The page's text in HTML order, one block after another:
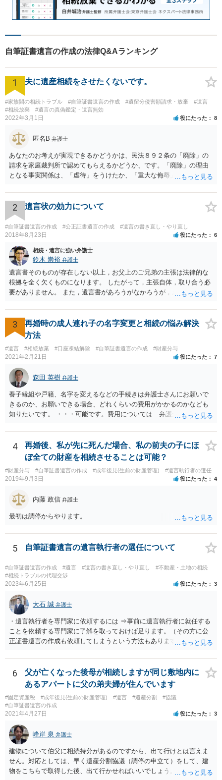
自筆証書遺言の作成の法律Q&Aランキング
1 夫に遺産相続をさせたくないです。
#家族間の相続トラブル #自筆証書遺言の作成 #遺留分侵害額請求・放棄
#遺言
#相続放棄
#遺言の真偽鑑定・遺言無効
2022年3月1日 役にたった 8
匿名B 弁護士
あなたのお考えが実現できるかどうかは、民法８９２条の「廃除」の
請求を家庭裁判所で認めてもらえるかどうか、です。「廃除」の理由
となる事実関係は、「虐待」をうけたか、「重大な侮辱」を受けた
「廃除」は遺言でも可能です（民法８９３条）。 弁護士に具体的な事
情を話して相談して、「廃除」が可能か、実際に法律相談を受けるこ
とをお勧めします。
2 遺言状の効力について
#自筆証書遺言の作成 #公正証書遺言の作成 #遺言の書き直し・やり直し
2018年8月23日 役にたった 6
相続・遺言に強い弁護士
鈴木 崇裕 弁護士
遺言書そのものが存在しない以上，お父上のご兄弟の主張は法律的な
根拠を全く欠くものになります。 したがって，主張自体，取り合う必
要がありません。 また，遺言書があろうがなかろうが，お父上のご兄
ご回答にもありますが， 代理人弁護士をたてて，その弁護士から相手
方に対して， ・相続に関する主張は法的根拠がなく，一切応じないこ
と ・今後一切の連絡をしてこないでほしいこと ・連絡を継続してくる
ようであれば警察への通報や法的措置も辞さないこと などを記載した
書面を発送してもらうことがよろしいように思います。
3
再婚時の成人連れ子の名字変更と相続の悩み解決
方法
#遺言 #相続放棄 #口座凍結解除 #自筆証書遺言の作成 #財産分与
2021年2月21日 役にたった 7
森田 英樹 弁護士
養子縁組や戸籍、名字を変えるなどの手続きは弁護士さんにお願いで
きるのか、お願いできる場合、どれくらいの費用がかかるのかなども
知りたいです。 ・・・可能です。費用については 弁護士と直接面談
ています。 やはり、成人した子のことまでごちゃごちゃ考えず、自分
の事だけ考えるべきなのでしょうか ・・・お子さんの事をまで含め良
い解決案があればお悩みになるのは当然と言えば当然のことです。 彼
と親子関係を結びたいと思っているが、名字は変えたくない・・・養
子縁組の必要があり 氏も変更することになります。 しかし 彼は成人
しているとは言え、自分の子と私の連れ子、全て平等にしたいと希
望。もちろん私もそうできればと思います。 ・・・婚姻前の契約 あ
るいは 遺言書などで その意思を実現する方法はあります。 弁護
士に相談してみてください。
4
再婚後、私が先に死んだ場合、私の前夫の子にほ
ぼ全ての財産を相続させることは可能？
#財産分与 #自筆証書遺言の作成 #成年後見(生前の財産管理) #遺言執行者の選任
2019年9月3日 役にたった 4
内藤 政信 弁護士
最初は調停からやります。
5 自筆証書遺言の遺言執行者の選任について
#自筆証書遺言の作成 #遺言 #遺言の書き直し・やり直し
#不動産・土地の相続
#相続トラブルの代理交渉
2023年6月25日 役にたった 3
大石 誠 弁護士
・遺言執行者を専門家に依頼するには ⇒事前に遺言執行者に就任する
ことを依頼する専門家に了解を取っておけば足ります。（その方に公
正証書遺言の作成も依頼してしまうという方法もあります） 事前に了
ません。 遺言執行者に就任し、遺言執行が完了したときの報酬だけ、
弁護士費用としてかかります。 ・亡くなった際に、法務局に預けた自
筆証書遺言の存在を親族がなかったものにされる可能性 ⇒自筆の遺言
書を法務局に保管した場合、死亡後、法務局に遺言書の有無を照会す
ることになりますので、「法務局に預けた自筆証書遺言の存在を親族
がなかったもの」にすることはできません。 存在をなかったものにす
がありえますが、その予防方法は、遺言者と面談してみないと判断が
難しいです。
6
父が亡くなった後母が相続しますが同じ敷地内に
あるアパートに父の弟夫婦が住んでいます
#固定資産税 #成年後見(生前の財産管理) #遺言 #遺産分割
#協議
#自筆証書遺言の作成
2021年4月27日 役にたった 3
峰岸 泉 弁護士
建物について伯父に相続持分があるのですから、出て行けとは言えま
せん。対応としては、早く遺産分割協議（調停の申立て）をして、建
物をこちらで取得した後、出て行かせればいいでしょう。 建物の固定